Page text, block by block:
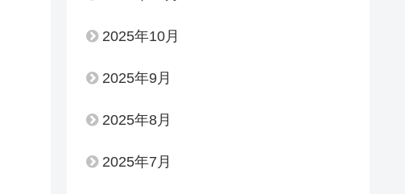
2025年10月
2025年9月
2025年8月
2025年7月